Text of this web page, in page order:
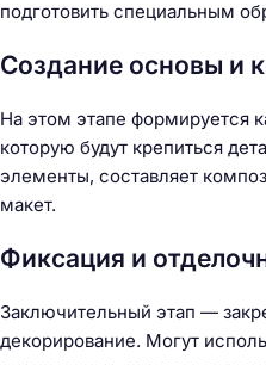
подготовить специальным
Создание основы и
На этом этапе формируется
которую будут крепиться
элементы, составляет
макет.
Фиксация и
Заключительный этап —
декорирование. Могут